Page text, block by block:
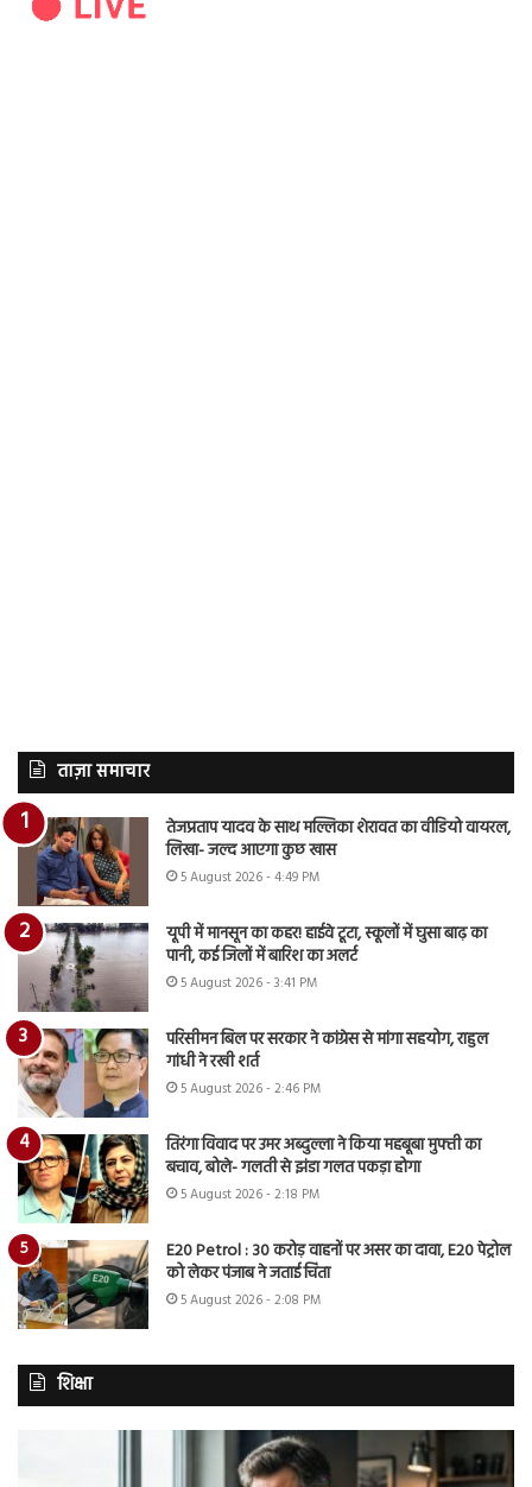
ताज़ा समाचार
तेजप्रताप यादव के साथ मल्लिका शेरावत का वीडियो वायरल,
लिखा- जल्द आएगा कुछ खास
5 August 2026 - 4:49 PM
यूपी में मानसून का कहर! हाईवे टूटा, स्कूलों में घुसा बाढ़ का
पानी, कई जिलों में बारिश का अलर्ट
5 August 2026 - 3:41 PM
परिसीमन बिल पर सरकार ने कांग्रेस से मांगा सहयोग, राहुल
गांधी ने रखी शर्त
5 August 2026 - 2:46 PM
तिरंगा विवाद पर उमर अब्दुल्ला ने किया महबूबा मुफ्ती का
बचाव, बोले- गलती से झंडा गलत पकड़ा होगा
5 August 2026 - 2:18 PM
E20 Petrol : 30 करोड़ वाहनों पर असर का दावा, E20 पेट्रोल
को लेकर पंजाब ने जताई चिंता
5 August 2026 - 2:08 PM
शिक्षा